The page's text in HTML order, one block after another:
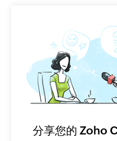
分享您的 Zoho